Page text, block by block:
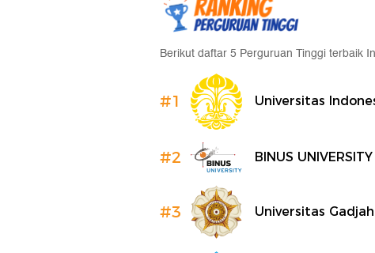
Berikut daftar 5 Perguruan Tinggi terbaik
#1 Universitas
#2 BINUS UNIVERSITY
#3 Universitas